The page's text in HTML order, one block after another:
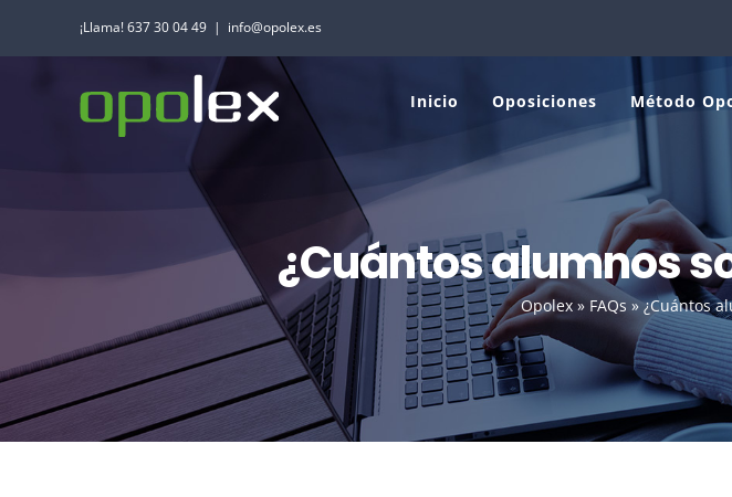
¡Llama! 637 30 04 49 | info@opolex.es
Inicio Oposiciones Método
¿Cuántos alumnos
Opolex » FAQs »¿Cuántos